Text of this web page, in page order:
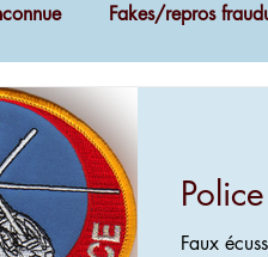
Fakes/repros
Faux